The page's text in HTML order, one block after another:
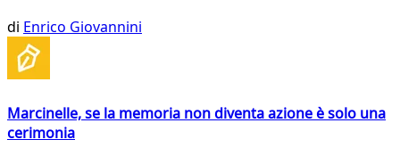
di Enrico Giovannini
Marcinelle, se la memoria non diventa azione è solo una
cerimonia